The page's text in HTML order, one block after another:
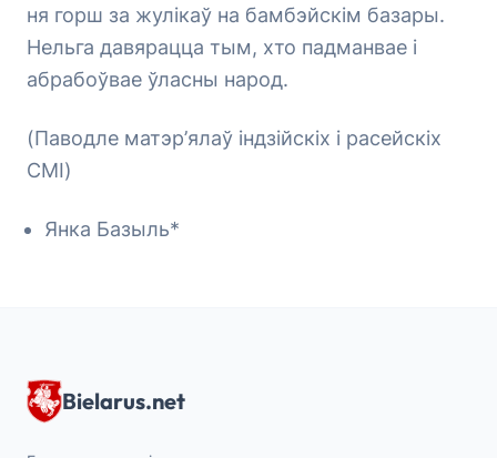
ня горш за жулікаў на бамбэйскім базары.
Нельга давярацца тым, хто падманвае і
абрабоўвае ўласны народ.
(Паводле матэр’ялаў індзійскіх і расейскіх
СМІ)
Янка Базыль*
Bielarus.net